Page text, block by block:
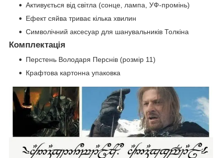
Активується від світла (сонце, лампа, УФ-промінь)
Ефект сяйва триває кілька хвилин
Символічний аксесуар для шанувальників Толкіна
Комплектація
Перстень Володаря Перснів (розмір 11)
Крафтова картонна упаковка